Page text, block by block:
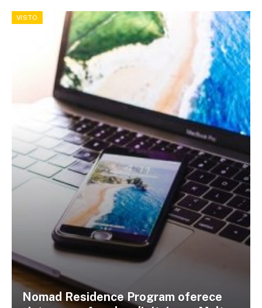
VISTO
Nomad Residence Program oferece